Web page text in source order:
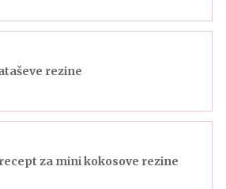
rezine
za mini kokosove rezine